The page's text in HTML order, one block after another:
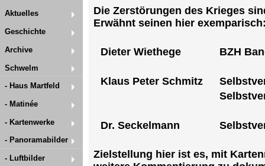
Aktuelles
Geschichte
Archive
Schwelm
- Haus Martfeld
- Matinée
- Kartenwerke
- Panoramabilder
- Luftbilder
Die Zerstörungen des Krieges
Erwähnt seinen hier
Dieter Wiethege BZH
Klaus Peter Schmitz
Dr. Seckelmann
Zielstellung hier ist es, mit